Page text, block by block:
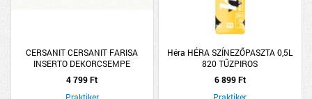
CERSANIT CERSANIT FARISA
INSERTO DEKORCSEMPE
29,8X59,8CM FEHÉR-SZATÉN
VIRÁGOS DARABOS
4 799 Ft
Héra HÉRA SZÍNEZŐPASZTA 0,5L
820 TŰZPIROS
6 899 Ft